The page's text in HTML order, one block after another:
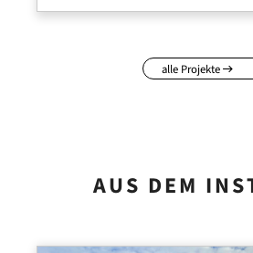
alle Projekte
AUS DEM